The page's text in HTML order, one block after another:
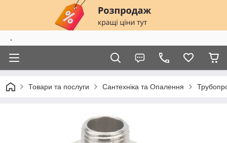
.
Товари та послуги Сантехніка та Опалення